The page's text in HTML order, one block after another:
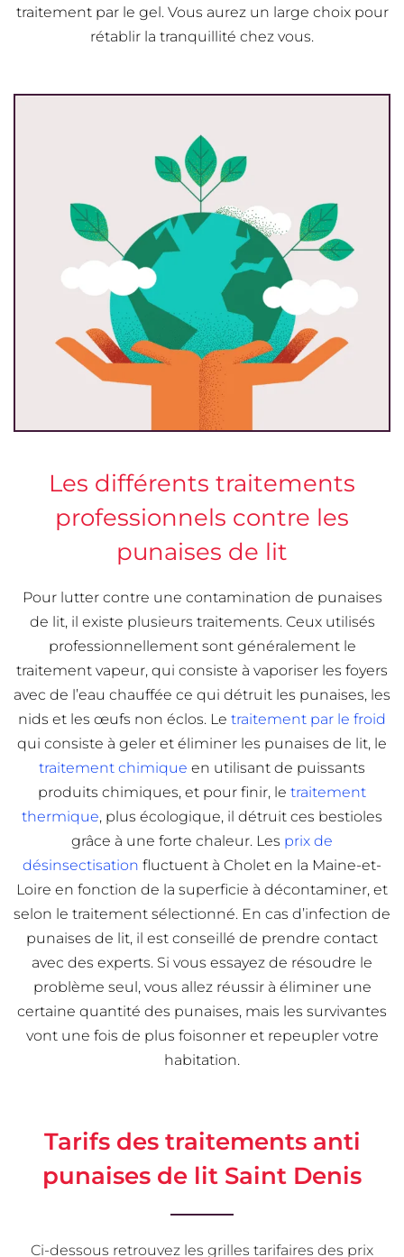
traitement par le gel. Vous aurez un large choix pour
rétablir la tranquillité chez vous.
Les différents traitements
professionnels contre les
punaises de lit
Pour lutter contre une contamination de punaises
de lit, il existe plusieurs traitements. Ceux utilisés
professionnellement sont généralement le
traitement vapeur, qui consiste à vaporiser les foyers
avec de l’eau chauffée ce qui détruit les punaises, les
nids et les œufs non éclos. Le traitement par le froid
qui consiste à geler et éliminer les punaises de lit, le
traitement chimique en utilisant de puissants
produits chimiques, et pour finir, le traitement
thermique, plus écologique, il détruit ces bestioles
grâce à une forte chaleur. Les prix de
désinsectisation fluctuent à Cholet en la Maine-et-
Loire en fonction de la superficie à décontaminer, et
selon le traitement sélectionné. En cas d’infection de
punaises de lit, il est conseillé de prendre contact
avec des experts. Si vous essayez de résoudre le
problème seul, vous allez réussir à éliminer une
certaine quantité des punaises, mais les survivantes
vont une fois de plus foisonner et repeupler votre
habitation.
Tarifs des traitements anti
punaises de lit Saint Denis
Ci-dessous retrouvez les grilles tarifaires des prix